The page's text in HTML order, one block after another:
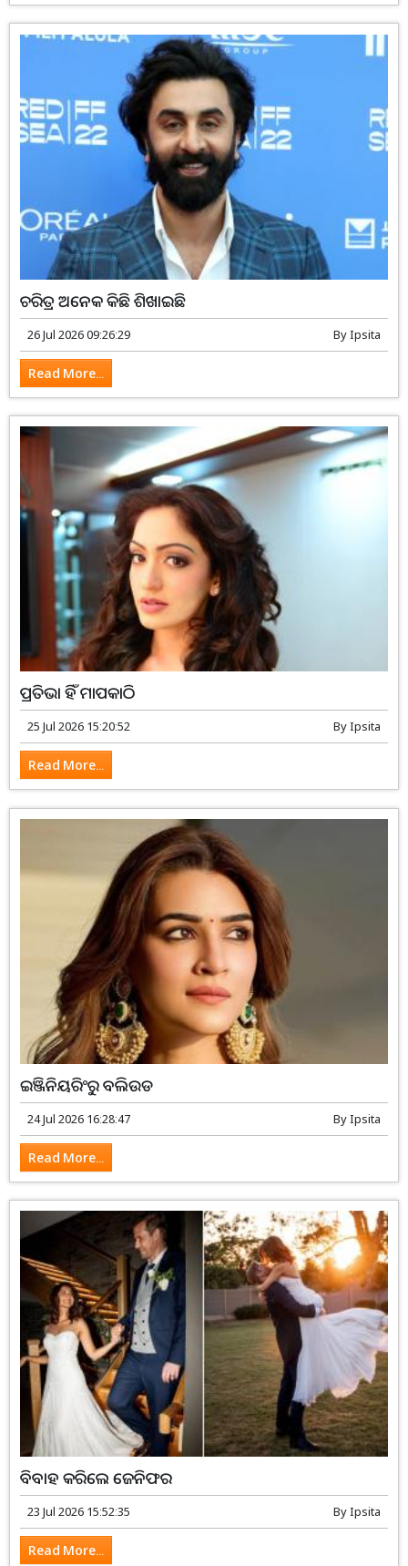
ଚରିତ୍ର ଅନେକ କିଛି ଶିଖାଇଛି
26 Jul 2026 09:26:29 ByIpsita
Read More...
ପ୍ରତିଭା ହିଁ ମାପକାଠି
25 Jul 2026 15:20:52 ByIpsita
Read More...
ଇଞ୍ଜିନିୟରିଂରୁ ବଲିଉଡ
24 Jul 2026 16:28:47 ByIpsita
Read More...
ବିବାହ କରିଲେ ଜେନିଫର
23 Jul 2026 15:52:35 ByIpsita
Read More...